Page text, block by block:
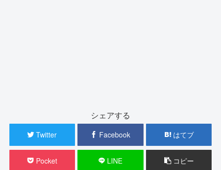
シェアする
Twitter Facebook はてブ
Pocket LINE コピー